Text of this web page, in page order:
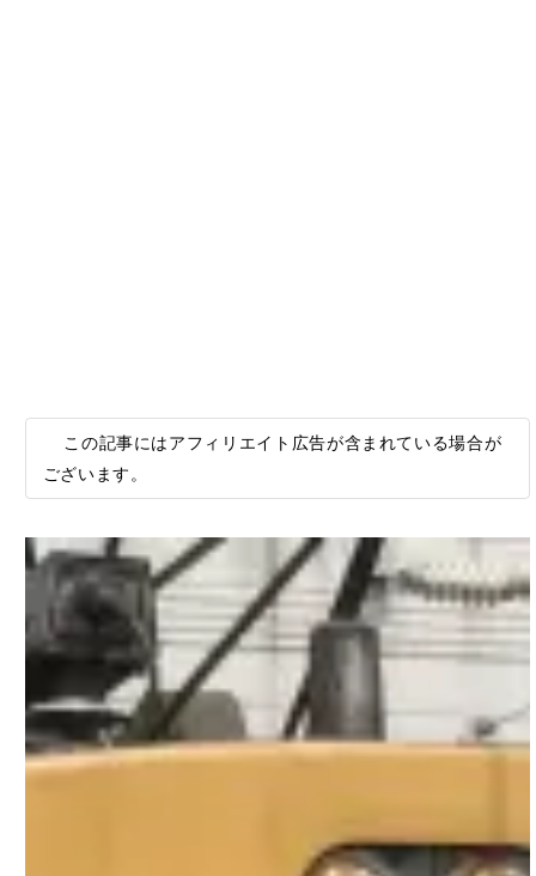
この記事にはアフィリエイト広告が含まれている場合が
ございます。